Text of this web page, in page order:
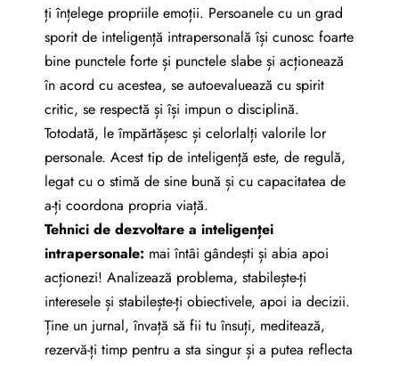
ți înțelege propriile emoții. Persoanele cu un grad
sporit de inteligență intrapersonală își cunosc foarte
bine punctele forte și punctele slabe și acționează
în acord cu acestea, se autoevaluează cu spirit
critic, se respectă și își impun o disciplină.
Totodată, le împărtășesc și celorlalți valorile lor
personale. Acest tip de inteligență este, de regulă,
legat cu o stimă de sine bună și cu capacitatea de
a-ți coordona propria viață.
Tehnici de dezvoltare a inteligenței
intrapersonale: mai întâi gândești și abia apoi
acționezi! Analizează problema, stabilește-ți
interesele și stabilește-ți obiectivele, apoi ia decizii.
Ține un jurnal, învață să fii tu însuți, meditează,
rezervă-ți timp pentru a sta singur și a putea reflecta